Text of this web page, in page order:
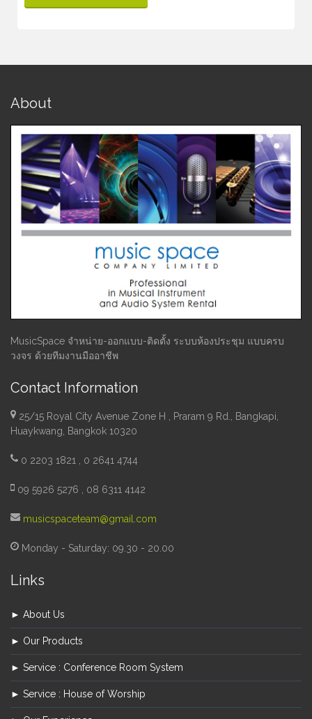
About
MusicSpace จำหน่าย-ออกแบบ-ติดตั้ง ระบบห้องประชุม แบบครบ
วงจร ด้วยทีมงานมืออาชีพ
Contact Information
25/15 Royal City Avenue Zone H , Praram 9 Rd., Bangkapi,
Huaykwang, Bangkok 10320
0 2203 1821 , 0 2641 4744
09 5926 5276 , 08 6311 4142
musicspaceteam@gmail.com
Monday - Saturday: 09.30 - 20.00
Links
► About Us
► Our Products
► Service : Conference Room System
► Service : House of Worship